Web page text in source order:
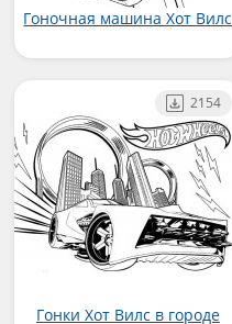
Гоночная машина Хот Вилс
Гонки Хот Вилс в городе
2154